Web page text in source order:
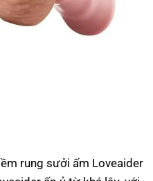
rung sưởi ấm Loveaider